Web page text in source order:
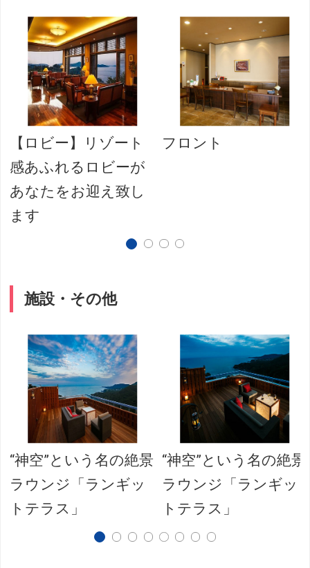
【ロビー】リゾート
感あふれるロビーが
あなたをお迎え致し
ます
フロント
施設・その他
“神空”という名の絶景
ラウンジ「ランギッ
トテラス」
“神空”という名の絶景
ラウンジ「ランギッ
トテラス」